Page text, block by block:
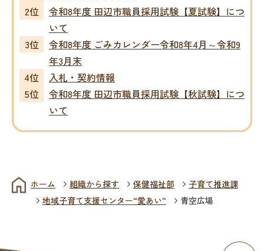
令和8年度 田辺市職員採用試験【夏試験】につ
いて
令和8年度 ごみカレンダー令和8年4月～令和9
年3月末
入札・契約情報
令和8年度 田辺市職員採用試験【秋試験】につ
いて
ホーム 組織から探す 保健福祉部
子育て推進課
地域子育て支援センター“愛あい”
青空広場